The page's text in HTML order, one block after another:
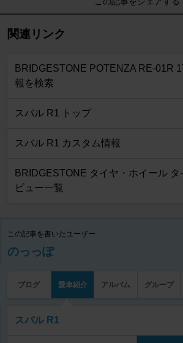
関連リンク
BRIDGESTONE POTENZA RE-01R
報を検索
スバル R1 トップ
スバル R1 カスタム情報
BRIDGESTONE タイヤ・ホイール タ
ビュー一覧
この記事を書いたユーザー
のっっぽ
ブログ 愛車紹介 アルバム グループ
スバル R1